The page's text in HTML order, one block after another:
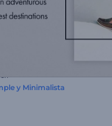
y Minimalista